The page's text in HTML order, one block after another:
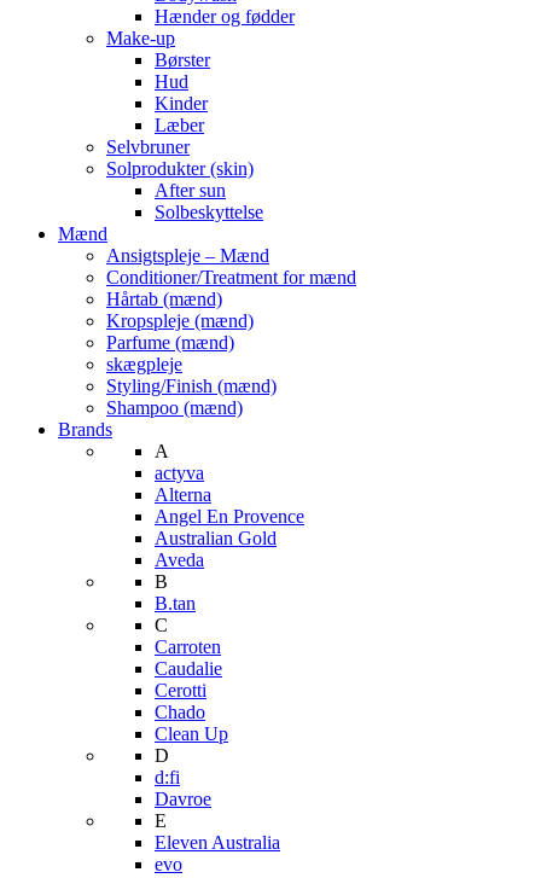
Hænder og fødder
Make-up
Børster
Hud
Kinder
Læber
Selvbruner
Solprodukter (skin)
After sun
Solbeskyttelse
Mænd
Ansigtspleje – Mænd
Conditioner/Treatment for mænd
Hårtab (mænd)
Kropspleje (mænd)
Parfume (mænd)
skægpleje
Styling/Finish (mænd)
Shampoo (mænd)
Brands
A
actyva
Alterna
Angel En Provence
Australian Gold
Aveda
B
B.tan
C
Carroten
Caudalie
Cerotti
Chado
Clean Up
D
d:fi
Davroe
E
Eleven Australia
evo